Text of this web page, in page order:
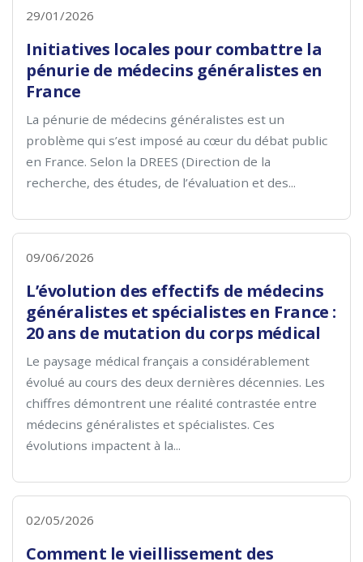
29/01/2026
Initiatives locales pour combattre la
pénurie de médecins généralistes en
France
La pénurie de médecins généralistes est un
problème qui s’est imposé au cœur du débat public
en France. Selon la DREES (Direction de la
recherche, des études, de l’évaluation et des...
09/06/2026
L’évolution des effectifs de médecins
généralistes et spécialistes en France :
20 ans de mutation du corps médical
Le paysage médical français a considérablement
évolué au cours des deux dernières décennies. Les
chiffres démontrent une réalité contrastée entre
médecins généralistes et spécialistes. Ces
évolutions impactent à la...
02/05/2026
Comment le vieillissement des